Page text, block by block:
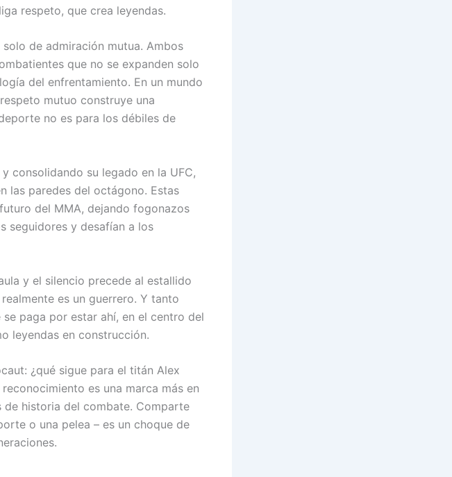
respeto, que crea leyendas.
de admiración mutua. Ambos
que no se expanden solo
del enfrentamiento. En un mundo
mutuo construye una
no es para los débiles de
consolidando su legado en la UFC,
las paredes del octágono. Estas
del MMA, dejando fogonazos
seguidores y desafían a los
y el silencio precede al estallido
es un guerrero. Y tanto
paga por estar ahí, en el centro del
leyendas en construcción.
¿qué sigue para el titán Alex
es una marca más en
historia del combate. Comparte
o una pelea – es un choque de